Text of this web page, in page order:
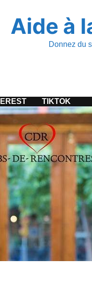
Aide à
Donnez du
TIKTOK